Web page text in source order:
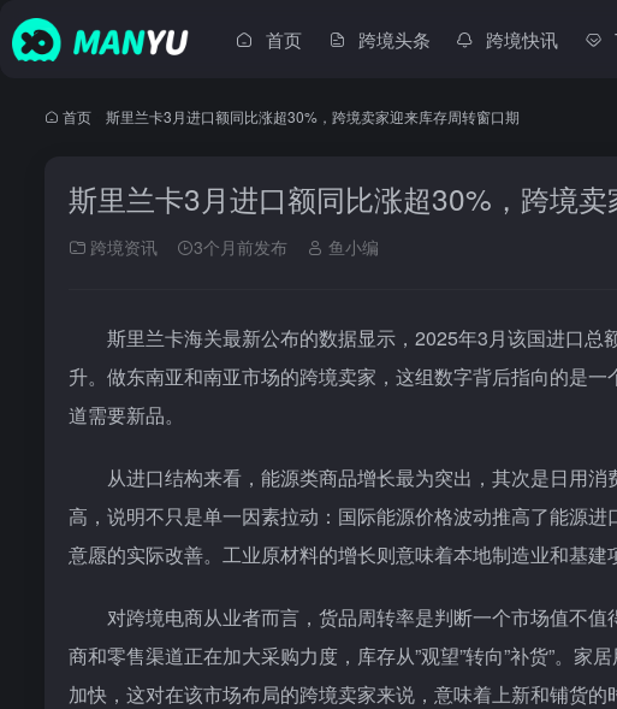
首页 跨境头条 跨境快讯
首页 斯里兰卡3月进口额同比涨超30%，跨境卖家迎来库存周转窗口期
斯里兰卡3月进口额同比涨超30%，跨境
跨境资讯 3个月前发布 鱼小编
斯里兰卡海关最新公布的数据显示，2025年3月该国进口
升。做东南亚和南亚市场的跨境卖家，这组数字背后指向的是
道需要新品。
从进口结构来看，能源类商品增长最为突出，其次是日用
高，说明不只是单一因素拉动：国际能源价格波动推高了能源
意愿的实际改善。工业原材料的增长则意味着本地制造业和基建
对跨境电商从业者而言，货品周转率是判断一个市场值不
商和零售渠道正在加大采购力度，库存从”观望”转向”补货”。
加快，这对在该市场布局的跨境卖家来说，意味着上新和铺货的